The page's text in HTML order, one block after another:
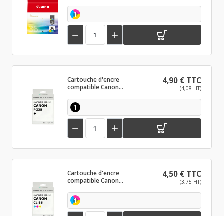
1
 
Cartouche d'encre
compatible Canon
4,90 € TTC
(4,08 HT)
1
 
Cartouche d'encre
compatible Canon
4,50 € TTC
(3,75 HT)
1